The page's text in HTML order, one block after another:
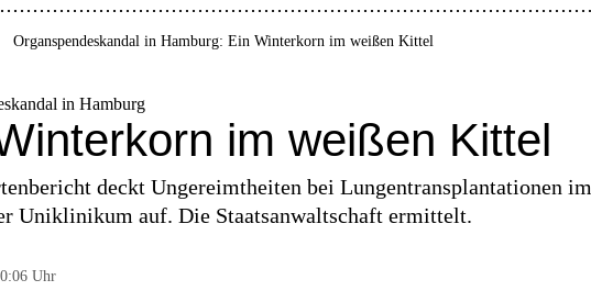
Organspendeskandal in Hamburg: Ein Winterkorn im weißen Kittel
in Hamburg
im weißen Kittel
deckt Ungereimtheiten bei Lungentransplantationen im
Uniklinikum auf. Die Staatsanwaltschaft ermittelt.
Uhr